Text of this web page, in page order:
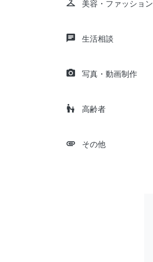
checkroom 美容・ファッション
chat 生活相談
camera_alt 写真・動画制作
escalator_warning 高齢者
attachment その他